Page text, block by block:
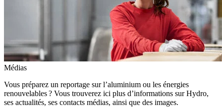
Médias
Vous préparez un reportage sur l’aluminium ou les énergies
renouvelables ? Vous trouverez ici plus d’informations sur Hydro,
ses actualités, ses contacts médias, ainsi que des images.